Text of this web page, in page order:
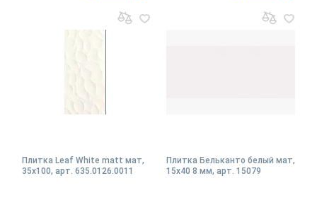
Плитка Leaf White matt мат,
35x100, арт. 635.0126.0011
Плитка Бельканто белый мат,
15x40 8 мм, арт. 15079